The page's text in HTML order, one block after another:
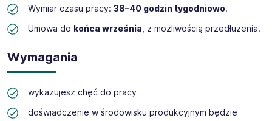
Wymiar czasu pracy: 38–40 godzin tygodniowo.
Umowa do końca września , z możliwością przedłużenia.
Wymagania
wykazujesz chęć do pracy
doświadczenie w środowisku produkcyjnym będzie